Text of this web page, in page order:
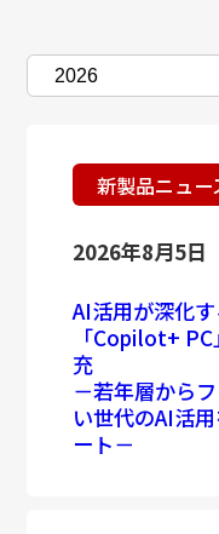
新製品ニュー
2026年8月5日
AI活用が深化
「Copilot+
充
－若年層から
い世代のAI活
ート－